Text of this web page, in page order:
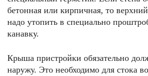
бетонная или кирпичная, то
надо утопить в специально
канавку.
Крыша пристройки обязательно
наружу. Это необходимо для стока